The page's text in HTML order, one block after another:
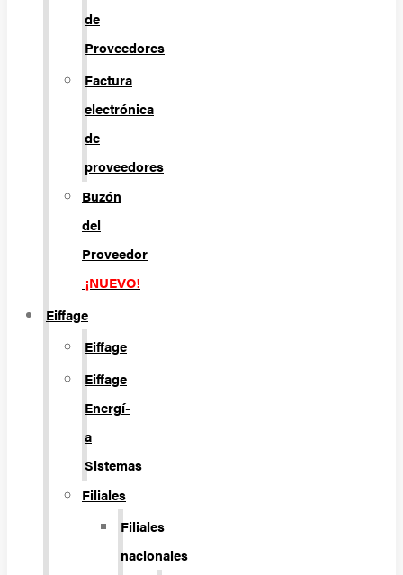
de
Proveedores
Factura
electrónica
de
proveedores
Buzón
del
Proveedor
¡NUEVO!
Eiffage
Eiffage
Eiffage
Energí­
a
Sistemas
Filiales
Filiales
nacionales